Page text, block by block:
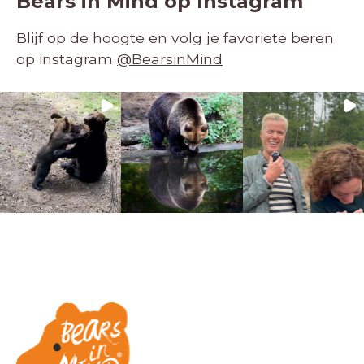
Blijf op de hoogte en volg je favoriete beren
op instagram @BearsinMind